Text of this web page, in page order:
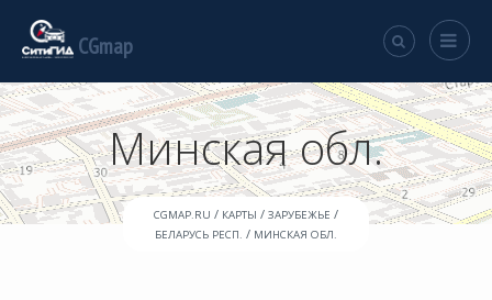
CGmap
Минская обл.
CGMAP.RU / КАРТЫ / ЗАРУБЕЖЬЕ /
БЕЛАРУСЬ РЕСП. / МИНСКАЯ ОБЛ.